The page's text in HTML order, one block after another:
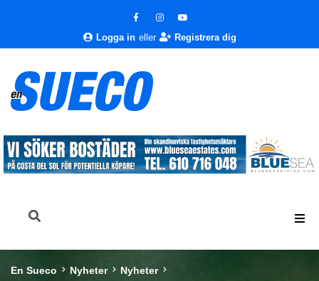
Logga in eller Registrera dig
En Sueco Nyheter
Nyheter